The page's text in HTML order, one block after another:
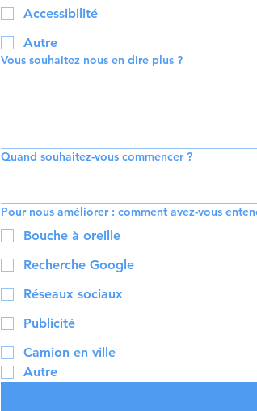
Accessibilité
Autre
Vous souhaitez nous en dire plus ?
Quand souhaitez-vous commencer ?
Pour nous améliorer : comment avez-vous
Bouche à oreille
Recherche Google
Réseaux sociaux
Publicité
Camion en ville
Autre